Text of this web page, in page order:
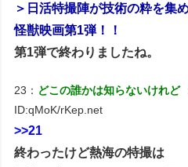
＞日活特撮陣が技術の粋を集
怪獣映画第1弾！！
第1弾で終わりましたね。
23： どこの誰かは知らないけれど
ID:qMoK/rKep.net
>>21
終わったけど熱海の特撮は